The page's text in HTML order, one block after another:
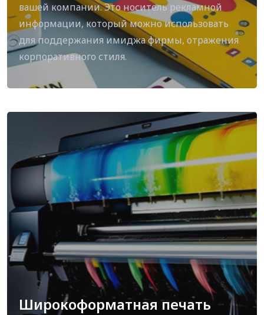
вашей компании. Это носитель рекламной
информации, который можно использовать
для поддержания имиджа фирмы, отражения
корпоративного стиля.
Широкоформатная печать